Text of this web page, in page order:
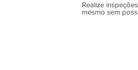
Realize
mesmo sem